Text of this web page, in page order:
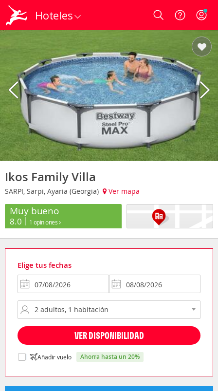
Hoteles Login
Ikos Family Villa
SARPI, Sarpi, Ayaria (Georgia) Ver mapa
Muy bueno
8.0 1 opiniones
Elige tus fechas
VER DISPONIBILIDAD
Añadir vuelo ahorra hasta un 20%